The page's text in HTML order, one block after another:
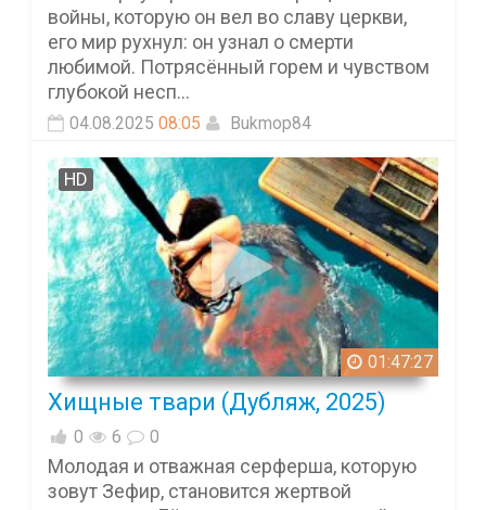
войны, которую он вел во славу церкви,
его мир рухнул: он узнал о смерти
любимой. Потрясённый горем и чувством
глубокой несп...
04.08.2025 08:05 Bukmop84
01:47:27
HD
Хищные твари (Дубляж, 2025)
0 6 0
Молодая и отважная серферша, которую
зовут Зефир, становится жертвой